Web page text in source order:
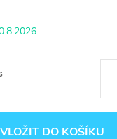
VLOŽIT DO KOŠÍKU